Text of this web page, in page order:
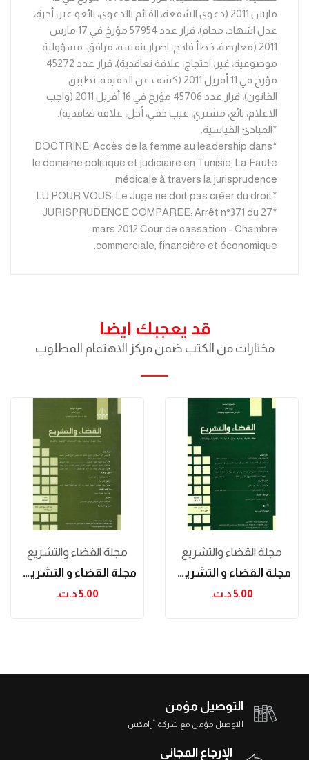
مارس 2011 (دعوى الشفعة، القائم بالدعوى، بائعو غير، أجرة،
عدل اشهاد، محام)، قرار عدد 57954 مؤرخ في 17 مارس
2011 (معارضة، خطأ فادح، اضرار بنفسه، مرافق، مسؤولية
موضوعية، غير، احتجاج، علاقة تعاقدية)، قرار عدد 45272
مؤرخ في 11 أفريل 2011 (كشف عن الحقيقة، تطبيق
القانون)، قرار عدد 45706 مؤرخ في 16 أفريل 2011 (واجب
الاعلام، بائع، مشتري، عيب خفي، أجل، علاقة تعاقدية).
*المبادئ القياسية.
*DOCTRINE: Accès de la femme au leadership dans
le domaine politique et judiciaire en Tunisie, La Faute
médicale à travers la jurisprudence.
*LU POUR VOUS: Le Juge ne doit pas créer du droit.
*JURISPRUDENCE COMPAREE: Arrêt n°371 du 27
mars 2012 Cour de cassation - Chambre
commerciale, financière et économique.
قد يعجبك ايضا
مختارات من الكتب ضمن مركز الاهتمام المطلوب
مجلة القضاء والتشريع
مجلة القضاء و التشريع فيفري 2012
5.00 د.ت.‏
مجلة القضاء والتشريع
مجلة القضاء و التشريع جوان 2013
5.00 د.ت.‏
التوصيل مؤمن
التوصيل مؤمن مع شركة أرامكس
الإرجاع المجاني